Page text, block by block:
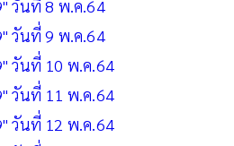
วันที่ 8 พ.ค.64
วันที่ 9 พ.ค.64
วันที่ 10 พ.ค.64
วันที่ 11 พ.ค.64
วันที่ 12 พ.ค.64